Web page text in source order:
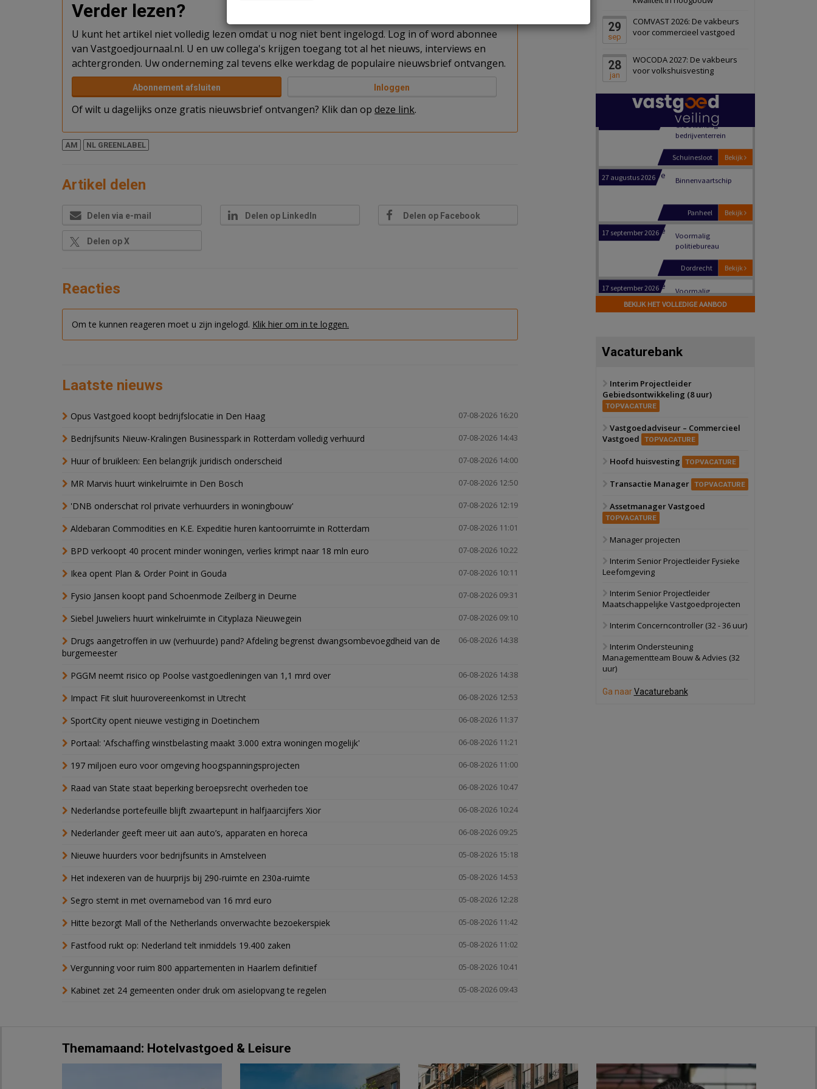
Verder lezen?
U kunt het artikel niet volledig lezen omdat u nog niet bent ingelogd. Log in of word abonnee
van Vastgoedjournaal.nl. U en uw collega's krijgen toegang tot al het nieuws, interviews en
achtergronden. Uw onderneming zal tevens elke werkdag de populaire nieuwsbrief ontvangen.
Abonnement afsluiten Inloggen
Of wilt u dagelijks onze gratis nieuwsbrief ontvangen? Klik dan op deze link.
AM NL GREENLABEL
Artikel delen
Delen via e-mail Delen op LinkedIn Delen op Facebook
Delen op X
Reacties
Om te kunnen reageren moet u zijn ingelogd. Klik hier om in te loggen.
Laatste nieuws
07-08-2026 16:20
Opus Vastgoed koopt bedrijfslocatie in Den Haag
07-08-2026 14:43
Bedrijfsunits Nieuw-Kralingen Businesspark in Rotterdam volledig verhuurd
07-08-2026 14:00
Huur of bruikleen: Een belangrijk juridisch onderscheid
07-08-2026 12:50
MR Marvis huurt winkelruimte in Den Bosch
07-08-2026 12:19
'DNB onderschat rol private verhuurders in woningbouw'
07-08-2026 11:01
Aldebaran Commodities en K.E. Expeditie huren kantoorruimte in Rotterdam
07-08-2026 10:22
BPD verkoopt 40 procent minder woningen, verlies krimpt naar 18 mln euro
07-08-2026 10:11
Ikea opent Plan & Order Point in Gouda
07-08-2026 09:31
Fysio Jansen koopt pand Schoenmode Zeilberg in Deurne
07-08-2026 09:10
Siebel Juweliers huurt winkelruimte in Cityplaza Nieuwegein
06-08-2026 14:38
Drugs aangetroffen in uw (verhuurde) pand? Afdeling begrenst dwangsombevoegdheid van de
burgemeester
06-08-2026 14:38
PGGM neemt risico op Poolse vastgoedleningen van 1,1 mrd over
06-08-2026 12:53
Impact Fit sluit huurovereenkomst in Utrecht
06-08-2026 11:37
SportCity opent nieuwe vestiging in Doetinchem
06-08-2026 11:21
Portaal: 'Afschaffing winstbelasting maakt 3.000 extra woningen mogelijk'
06-08-2026 11:00
197 miljoen euro voor omgeving hoogspanningsprojecten
06-08-2026 10:47
Raad van State staat beperking beroepsrecht overheden toe
06-08-2026 10:24
Nederlandse portefeuille blijft zwaartepunt in halfjaarcijfers Xior
06-08-2026 09:25
Nederlander geeft meer uit aan auto’s, apparaten en horeca
05-08-2026 15:18
Nieuwe huurders voor bedrijfsunits in Amstelveen
05-08-2026 14:53
Het indexeren van de huurprijs bij 290-ruimte en 230a-ruimte
05-08-2026 12:28
Segro stemt in met overnamebod van 16 mrd euro
05-08-2026 11:42
Hitte bezorgt Mall of the Netherlands onverwachte bezoekerspiek
05-08-2026 11:02
Fastfood rukt op: Nederland telt inmiddels 19.400 zaken
05-08-2026 10:41
Vergunning voor ruim 800 appartementen in Haarlem definitief
05-08-2026 09:43
Kabinet zet 24 gemeenten onder druk om asielopvang te regelen
29
sep
COMVAST 2026: De vakbeurs
voor commercieel vastgoed
28
jan
WOCODA 2027: De vakbeurs
voor volkshuisvesting
Schiedam
22 september 2026 Attractiepark
Bekijk
Oranje
28 september 2026
bedrijventerrein
Schuinesloot
Binnenvaartschip
politiebureau
Voormalig
politiebureau
17 september 2026
Voormalig
Zwanenburg
6 oktober 2026
Oranje
28 september 2026
bedrijventerrein
Bekijk
Schuinesloot
politiebureau
17 september 2026
Voormalig
BEKIJK HET VOLLEDIGE AANBOD
Vacaturebank
Interim Projectleider
Gebiedsontwikkeling (8 uur)
TOPVACATURE
Vastgoedadviseur – Commercieel
Vastgoed
TOPVACATURE
Hoofd huisvesting TOPVACATURE
Transactie Manager TOPVACATURE
Assetmanager Vastgoed
TOPVACATURE
Manager projecten
Interim Senior Projectleider Fysieke
Leefomgeving
Interim Senior Projectleider
Maatschappelijke Vastgoedprojecten
Interim Concerncontroller (32 - 36 uur)
Interim Ondersteuning
Managementteam Bouw & Advies (32
uur)
Ga naarVacaturebank
Themamaand: Hotelvastgoed & Leisure